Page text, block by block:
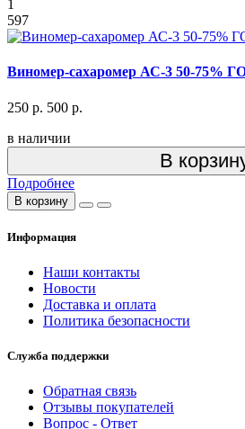
1
597
Виномер-сахаромер АС-3 50-75%
250 р. 500 р.
в наличии
В
Подробнее
В корзину
Информация
Наши контакты
Новости
Доставка и оплата
Политика безопасности
Служба поддержки
Обратная связь
Отзывы покупателей
Вопрос - Ответ